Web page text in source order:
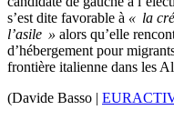
s’est dite favorable à « la
l’asile » alors qu’elle
d’hébergement pour
frontière italienne dans les
(Davide Basso |